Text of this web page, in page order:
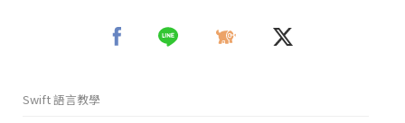
Swift 語言教學